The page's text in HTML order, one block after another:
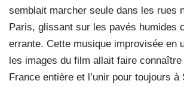
semblait marcher seule dans les rues
Paris, glissant sur les pavés humides
errante. Cette musique improvisée en
les images du film allait faire
France entière et l’unir pour toujours à